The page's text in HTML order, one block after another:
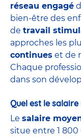
réseau engagé
bien-être des
de travail
approches les
continues et de
Chaque
dans son
Quel est le salaire
Le salaire
situe entre 1